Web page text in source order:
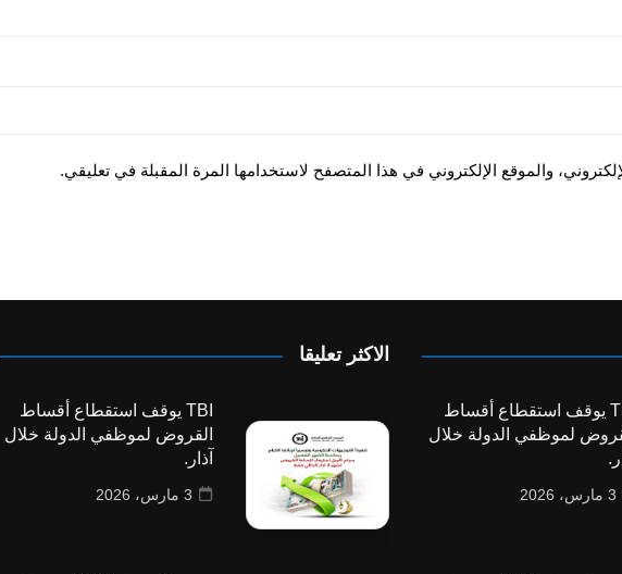
والموقع الإلكتروني في هذا المتصفح لاستخدامها المرة المقبلة في تعليقي.
TBI يوقف استقطاع أقساط
لموظفي الدولة خلال
3 مارس، 2026
الاكثر تعليقا
TBI يوقف استقطاع أقساط
القروض لموظفي الدولة خلال
آذار.
3 مارس، 2026